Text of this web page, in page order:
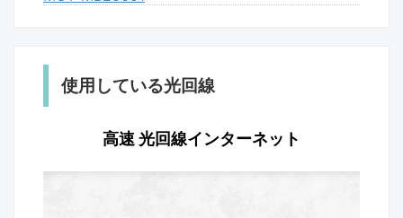
使用している光回線
高速 光回線インターネット